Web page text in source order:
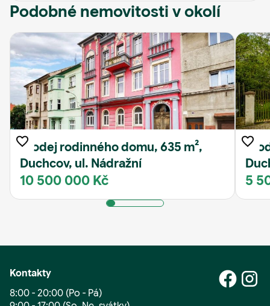
Podobné nemovitosti v okolí
Prodej rodinného domu, 635 m²,
Duchcov, ul. Nádražní
10 500 000 Kč 5
Kontakty
8:00 - 20:00 (Po - Pá)